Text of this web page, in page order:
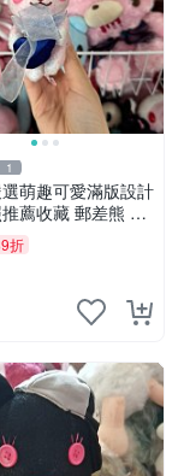
1
萌趣可愛滿版設計
薦收藏 郵差熊 熊
啵啵間
折